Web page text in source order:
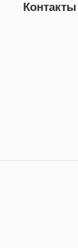
Контакты